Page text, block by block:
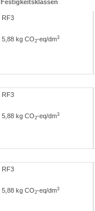
Festigkeitsklassen
RF3
5,88 kg CO2-eq/dm3
RF3
5,88 kg CO2-eq/dm3
RF3
5,88 kg CO2-eq/dm3